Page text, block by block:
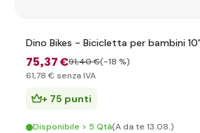
Dino Bikes - Bicicletta per bambini
75,37 €91,40 €(-18 %)
61,78 € senza IVA
+ 75 punti
Disponibile > 5 Qtà(A da te 13.08.)